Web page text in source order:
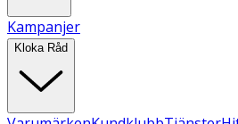
Kampanjer
Kloka Råd